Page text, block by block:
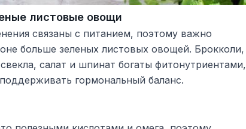
листовые овощи
связаны с питанием, поэтому важно
больше зеленых листовых овощей. Брокколи,
салат и шпинат богаты фитонутриентами,
гормональный баланс.